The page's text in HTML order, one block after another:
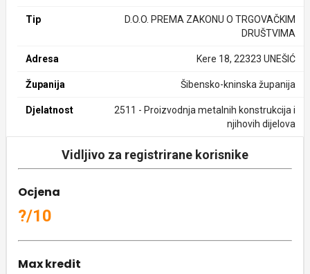
Tip
D.O.O. PREMA ZAKONU O TRGOVAČKIM
DRUŠTVIMA
Adresa Kere 18, 22323 UNEŠIĆ
Županija Šibensko-kninska županija
Djelatnost
2511 - Proizvodnja metalnih konstrukcija i
njihovih dijelova
Vidljivo za registrirane korisnike
Ocjena
?/10
Max kredit